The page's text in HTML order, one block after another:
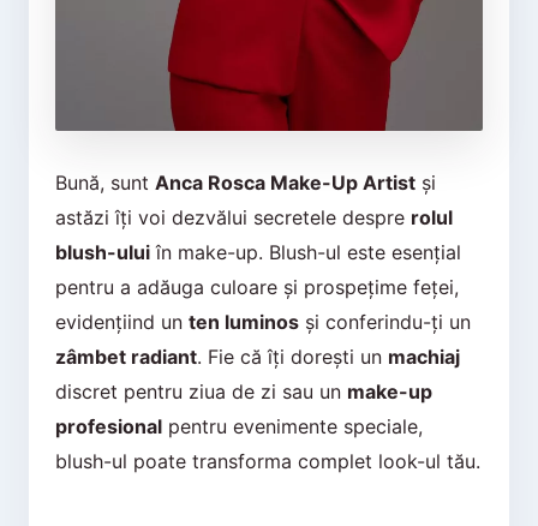
Bună, sunt Anca Rosca Make-Up Artistși
astăzi îți voi dezvălui secretele despre rolul
blush-uluiîn make-up. Blush-ul este esențial
pentru a adăuga culoare și prospețime feței,
evidențiind un ten luminosși conferindu-ți un
zâmbet radiant. Fie că îți dorești un machiaj
discret pentru ziua de zi sau un make-up
profesionalpentru evenimente speciale,
blush-ul poate transforma complet look-ul tău.